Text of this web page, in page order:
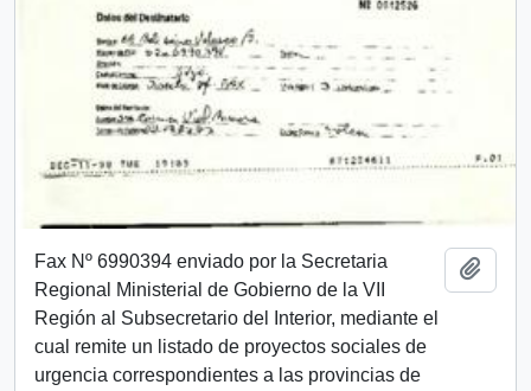
Fax Nº 6990394 enviado por la Secretaria
Regional Ministerial de Gobierno de la VII
Región al Subsecretario del Interior, mediante el
cual remite un listado de proyectos sociales de
urgencia correspondientes a las provincias de